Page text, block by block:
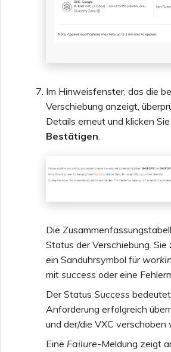
Im Hinweisfenster, das die
Verschiebung anzeigt,
Details erneut und klicken
Bestätigen
Die
Status der Verschiebung.
ein Sanduhrsymbol für
mit success oder eine
Der Status Success
Anforderung erfolgreich
und der/die VXC verschoben
Eine Failure-Meldung zeigt